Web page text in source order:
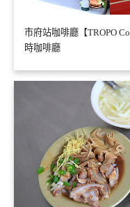
市府站咖啡廳【TROPO
時咖啡廳